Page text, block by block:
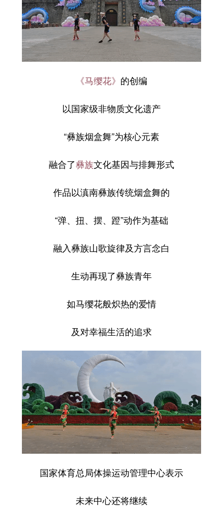
《马缨花》 的创编
以国家级非物质文化遗产
“彝族烟盒舞”为核心元素
融合了彝族文化基因与排舞形式
作品以滇南彝族传统烟盒舞的
“弹、扭、摆、蹬”动作为基础
融入彝族山歌旋律及方言念白
生动再现了彝族青年
如马缨花般炽热的爱情
及对幸福生活的追求
国家体育总局体操运动管理中心表示
未来中心还将继续